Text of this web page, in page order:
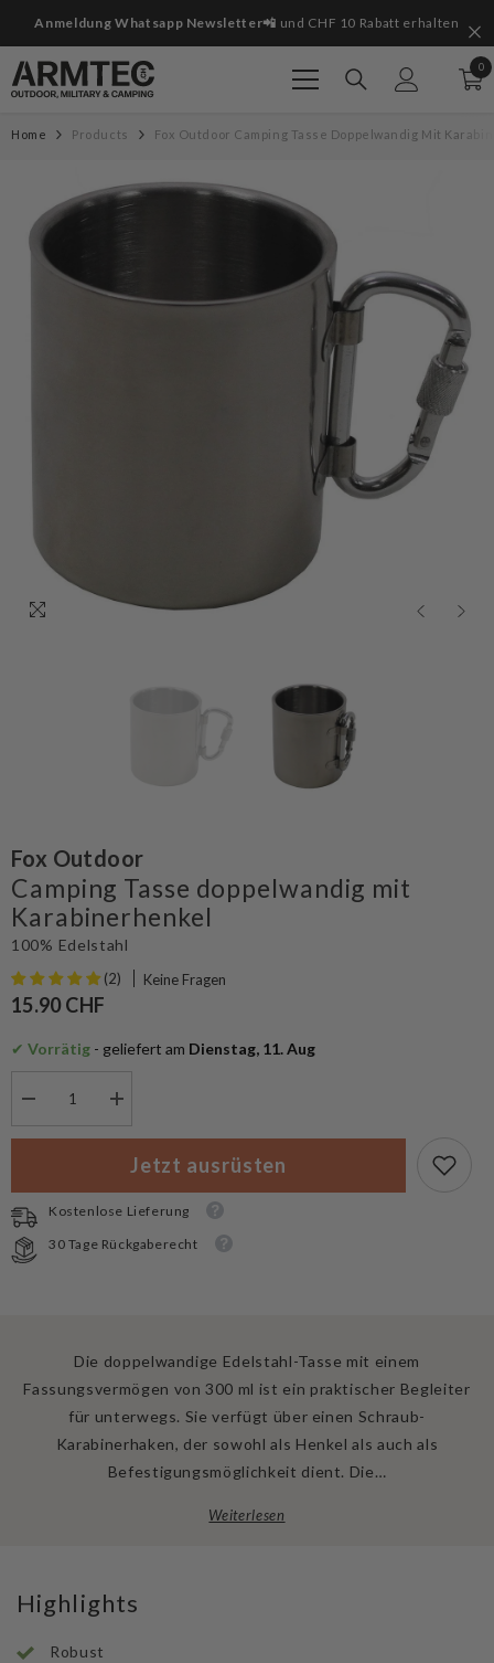
Anmeldung Whatsapp Newsletter📲 und CHF 10 Rabatt erhalten
00
Home Products Fox Outdoor Camping Tasse Doppelwandig Mit
Fox Outdoor
Camping Tasse doppelwandig mit
Karabinerhenkel
100% Edelstahl
(2) Keine Fragen
15.90 CHF
✔ Vorrätig - geliefert am Dienstag, 11. Aug
für
Tasse
doppelwandig
mit
Karabinerhenkel
Menge
für
Fox
Outdoor
Tasse
doppelwandig
mit
Karabinerhenkel
Jetzt ausrüsten
Kostenlose Lieferung
30 Tage Rückgaberecht
Die doppelwandige Edelstahl-Tasse mit einem
Fassungsvermögen von 300 ml ist ein praktischer Begleiter
für unterwegs. Sie verfügt über einen Schraub-
Karabinerhaken, der sowohl als Henkel als auch als
Befestigungsmöglichkeit dient. Die…
Weiterlesen
Highlights
Robust